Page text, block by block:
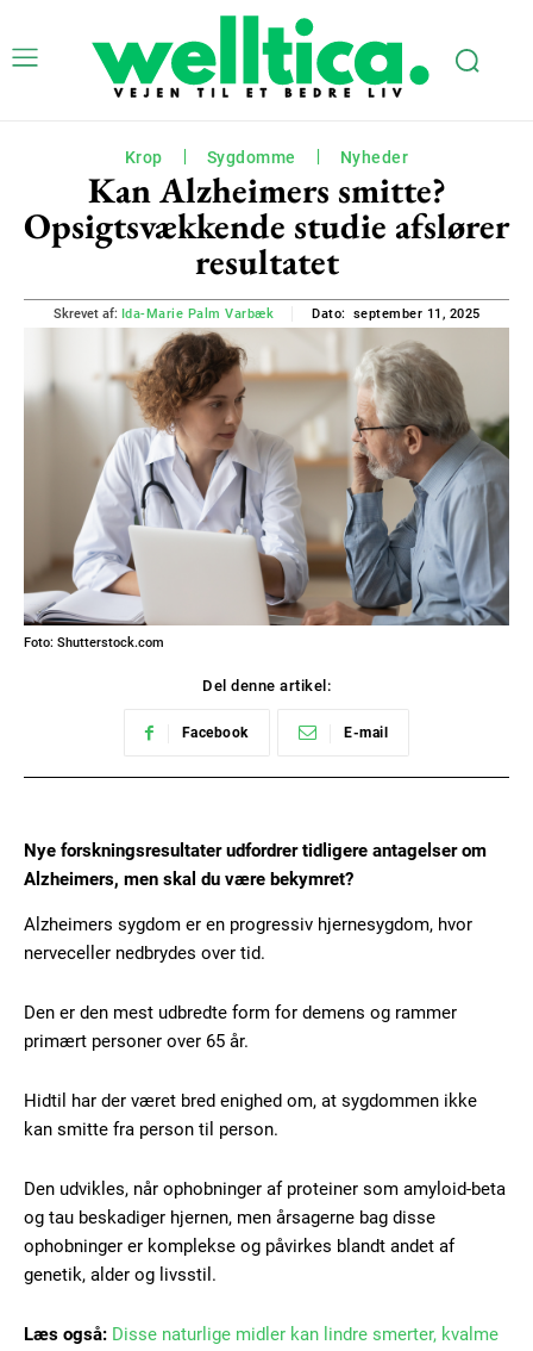
Krop Sygdomme Nyheder
Kan Alzheimers smitte?
Opsigtsvækkende studie afslører
resultatet
Skrevet af: Ida-Marie Palm Varbæk Dato: september 11, 2025
Foto: Shutterstock.com
Del denne artikel:
Facebook E-mail
Nye forskningsresultater udfordrer tidligere antagelser om
Alzheimers, men skal du være bekymret?
Alzheimers sygdom er en progressiv hjernesygdom, hvor
nerveceller nedbrydes over tid.
Den er den mest udbredte form for demens og rammer
primært personer over 65 år.
Hidtil har der været bred enighed om, at sygdommen ikke
kan smitte fra person til person.
Den udvikles, når ophobninger af proteiner som amyloid-beta
og tau beskadiger hjernen, men årsagerne bag disse
ophobninger er komplekse og påvirkes blandt andet af
genetik, alder og livsstil.
Læs også: Disse naturlige midler kan lindre smerter, kvalme